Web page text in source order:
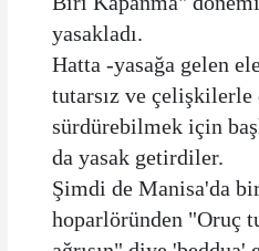
yasakladı.
Hatta -yasağa gelen
tutarsız ve çelişkilerle
sürdürebilmek için
da yasak getirdiler.
Şimdi de Manisa'da
hoparlöründen "Oruç